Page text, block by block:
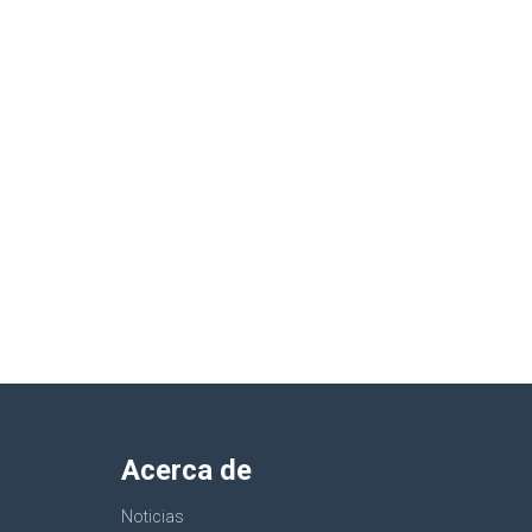
Acerca de
Noticias